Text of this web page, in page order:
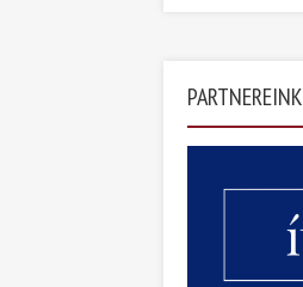
PARTNEREINK